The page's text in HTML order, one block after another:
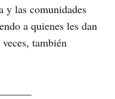
y las comunidades
a quienes les dan
también